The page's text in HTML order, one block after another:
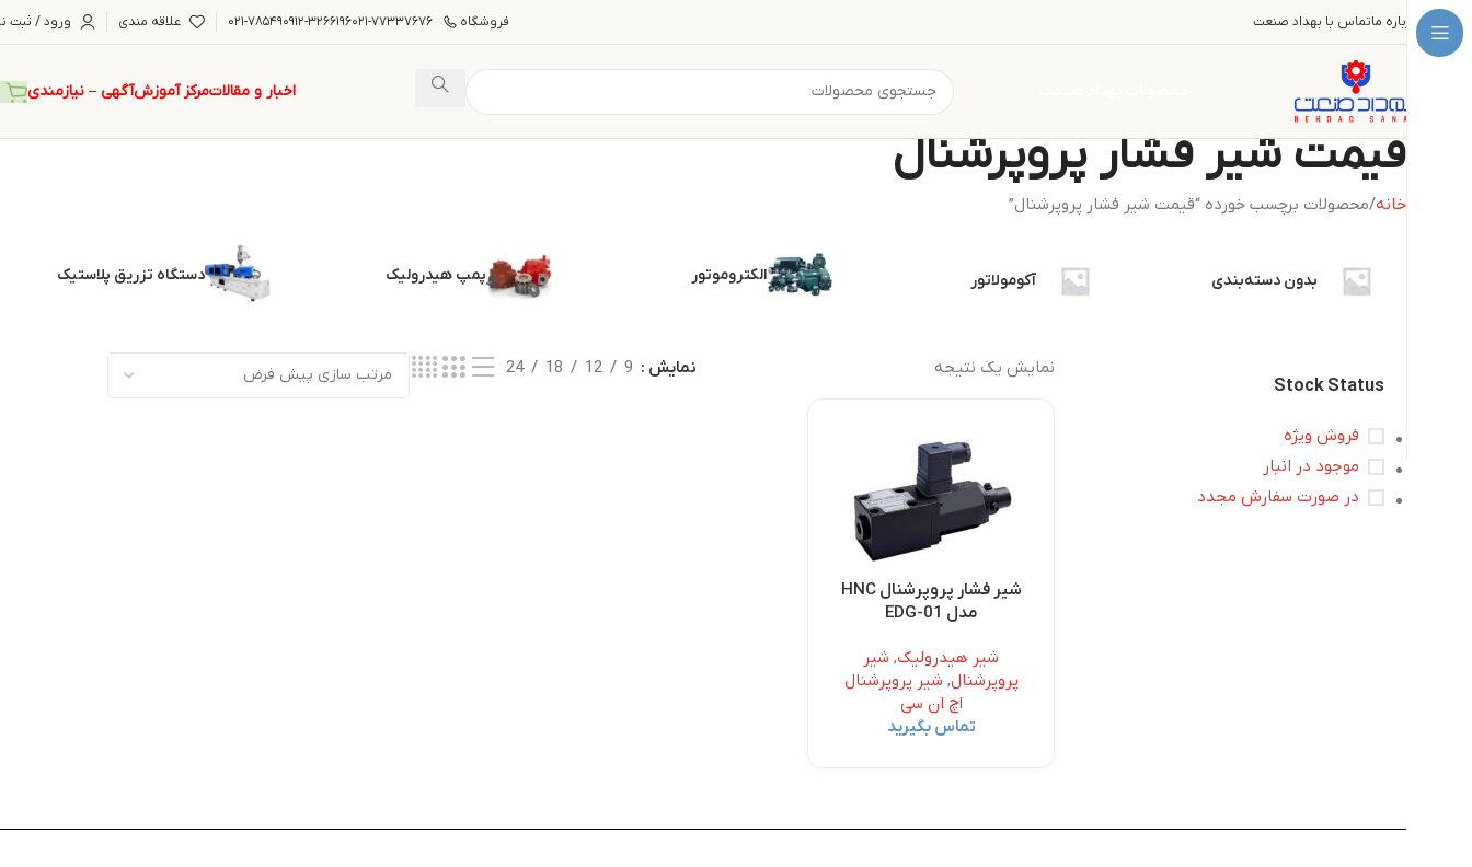
درباره ماتماس با بهداد صنعت فروشگاه ۰۲۱-۷۷۳۳۷۶۷۶۰۹۱۲-۳۲۶۶۱۹۶۰۲۱-۷۸۵۴۹ علاقه مندی ورود / ثبت
اخبار و مقالاتمرکز آموزشآگهی – نیازمندی
قیمت شیر فشار پروپرشنال
خانه محصولات برچسب خورده “قیمت شیر فشار پروپرشنال”
بدون دسته‌بندی آکومولاتور الکتروموتور پمپ هیدرولیک دستگاه تزریق پلاستیک
Stock Status
فروش ویژه
موجود در انبار
در صورت سفارش مجدد
نمایش یک نتیجه نمایش 9
12
18
24
شیر فشار پروپرشنال HNC
مدل EDG-01
شیر هیدرولیک, شیر
پروپرشنال, شیر پروپرشنال
اچ ان سی
تماس بگیرید